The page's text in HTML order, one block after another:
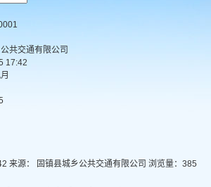
共交通有限公司
17:42
来源： 固镇县城乡公共交通有限公司 浏览量： 385